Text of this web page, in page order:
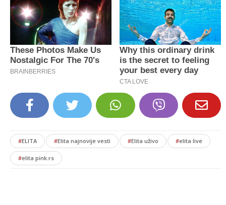
#ELITA #Elita najnovije vesti #Elita uživo #elita live
#elita pink.rs